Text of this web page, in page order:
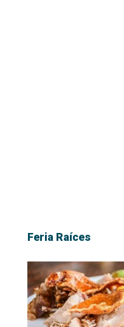
Feria Raíces